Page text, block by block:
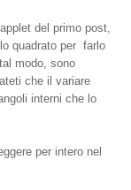
del primo post,
quadrato per farlo
modo, sono
che il variare
interni che lo
per intero nel